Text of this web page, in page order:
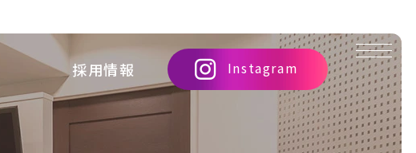
大
人
に
な
っ
採用情報 Instagram